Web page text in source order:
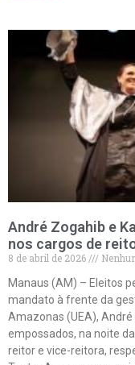
André Zogahib e
nos cargos de
8 de abril de 2026
Manaus (AM) – Eleitos
mandato à frente da
Amazonas (UEA),
empossados, na noite
reitor e vice-reitora,